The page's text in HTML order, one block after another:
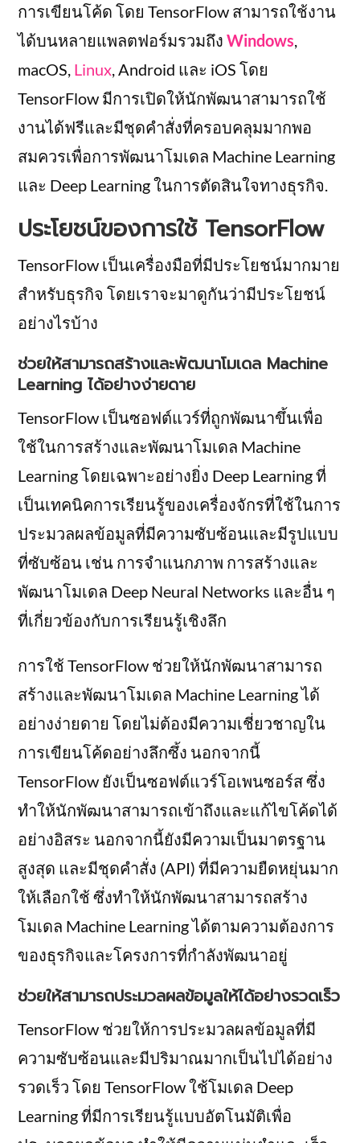
การเขียนโค้ด โดย TensorFlow สามารถใช้งาน
ได้บนหลายแพลตฟอร์มรวมถึงWindows,
macOS, Linux, Android และ iOS โดย
TensorFlow มีการเปิดให้นักพัฒนาสามารถใช้
งานได้ฟรีและมีชุดคำสั่งที่ครอบคลุมมากพอ
สมควรเพื่อการพัฒนาโมเดล Machine Learning
และ Deep Learning ในการตัดสินใจทางธุรกิจ.
ประโยชน์ของการใช้ TensorFlow
TensorFlow เป็นเครื่องมือที่มีประโยชน์มากมาย
สำหรับธุรกิจ โดยเราจะมาดูกันว่ามีประโยชน์
อย่างไรบ้าง
ช่วยให้สามารถสร้างและพัฒนาโมเดล Machine
Learning ได้อย่างง่ายดาย
TensorFlow เป็นซอฟต์แวร์ที่ถูกพัฒนาขึ้นเพื่อ
ใช้ในการสร้างและพัฒนาโมเดล Machine
Learning โดยเฉพาะอย่างยิ่ง Deep Learning ที่
เป็นเทคนิคการเรียนรู้ของเครื่องจักรที่ใช้ในการ
ประมวลผลข้อมูลที่มีความซับซ้อนและมีรูปแบบ
ที่ซับซ้อน เช่น การจำแนกภาพ การสร้างและ
พัฒนาโมเดล Deep Neural Networks และอื่น ๆ
ที่เกี่ยวข้องกับการเรียนรู้เชิงลึก
การใช้ TensorFlow ช่วยให้นักพัฒนาสามารถ
สร้างและพัฒนาโมเดล Machine Learning ได้
อย่างง่ายดาย โดยไม่ต้องมีความเชี่ยวชาญใน
การเขียนโค้ดอย่างลึกซึ้ง นอกจากนี้
TensorFlow ยังเป็นซอฟต์แวร์โอเพนซอร์ส ซึ่ง
ทำให้นักพัฒนาสามารถเข้าถึงและแก้ไขโค้ดได้
อย่างอิสระ นอกจากนี้ยังมีความเป็นมาตรฐาน
สูงสุด และมีชุดคำสั่ง (API) ที่มีความยืดหยุ่นมาก
ให้เลือกใช้ ซึ่งทำให้นักพัฒนาสามารถสร้าง
โมเดล Machine Learning ได้ตามความต้องการ
ของธุรกิจและโครงการที่กำลังพัฒนาอยู่
ช่วยให้สามารถประมวลผลข้อมูลให้ได้อย่างรวดเร็ว
TensorFlow ช่วยให้การประมวลผลข้อมูลที่มี
ความซับซ้อนและมีปริมาณมากเป็นไปได้อย่าง
รวดเร็ว โดย TensorFlow ใช้โมเดล Deep
Learning ที่มีการเรียนรู้แบบอัตโนมัติเพื่อ